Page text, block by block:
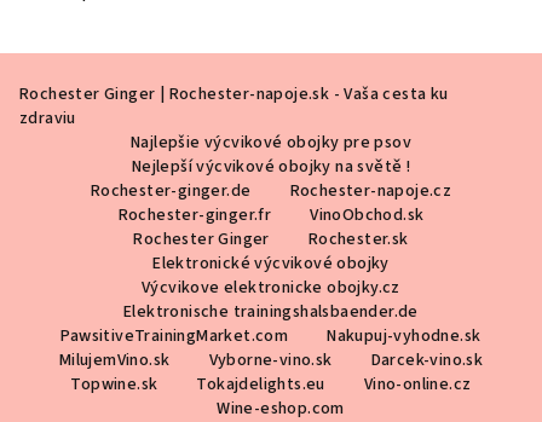
Rochester Ginger | Rochester-napoje.sk - Vaša cesta ku
zdraviu
Najlepšie výcvikové obojky pre psov
Nejlepší výcvikové obojky na světě !
Rochester-ginger.de
Rochester-napoje.cz
Rochester-ginger.fr
VinoObchod.sk
Rochester Ginger
Rochester.sk
Elektronické výcvikové obojky
Výcvikove elektronicke obojky.cz
Elektronische trainingshalsbaender.de
PawsitiveTrainingMarket.com
Nakupuj-vyhodne.sk
MilujemVino.sk
Vyborne-vino.sk
Darcek-vino.sk
Topwine.sk
Tokajdelights.eu
Vino-online.cz
Wine-eshop.com